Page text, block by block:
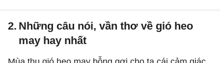
Những câu nói, vần thơ về gió heo
may hay nhất
2.